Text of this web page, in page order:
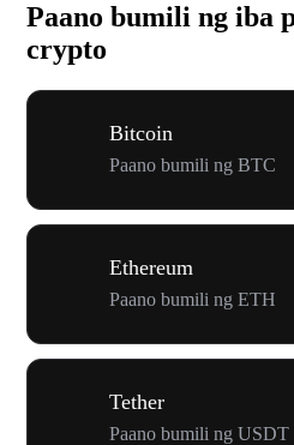
Paano bumili ng iba
crypto
Bitcoin
Paano bumili ng BTC
Ethereum
Paano bumili ng ETH
Tether
Paano bumili ng USDT